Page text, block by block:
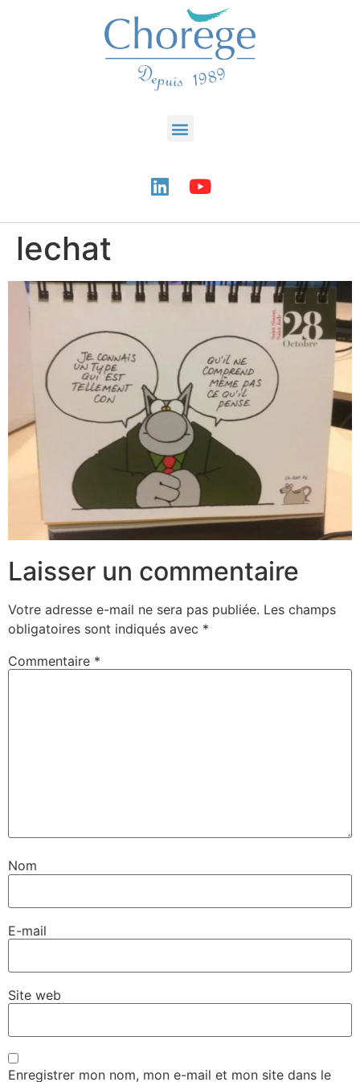
lechat
Laisser un commentaire
Votre adresse e-mail ne sera pas publiée. Les champs
obligatoires sont indiqués avec *
Commentaire *
Nom
E-mail
Site web
Enregistrer mon nom, mon e-mail et mon site dans le